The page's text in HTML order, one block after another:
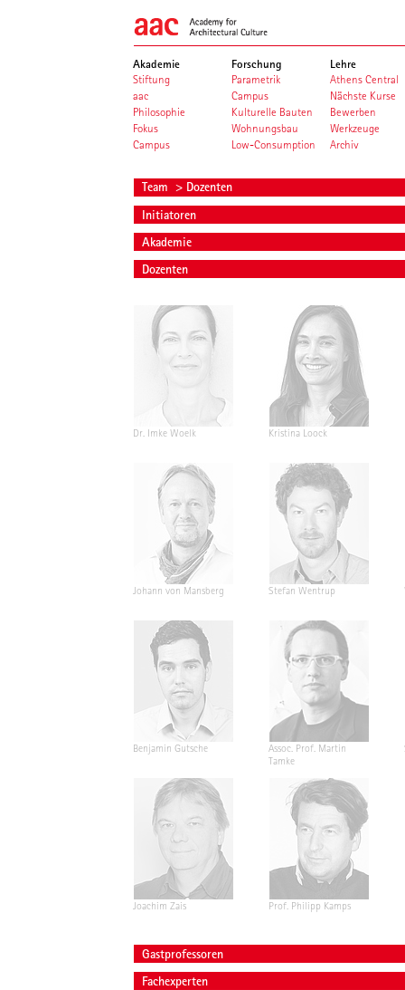
Akademie
Stiftung
aac
Philosophie
Fokus
Campus
Forschung
Parametrik
Campus
Kulturelle Bauten
Wohnungsbau
Low-Consumption
Lehre
Athens Central
Nächste Kurse
Bewerben
Werkzeuge
Archiv
Team > Dozenten
Initiatoren
Akademie
Dozenten
Dr. Imke Woelk Kristina Loock
Johann von Mansberg Stefan Wentrup
Benjamin Gutsche
Assoc. Prof. Martin
Tamke
Joachim Zais Prof. Philipp Kamps
Gastprofessoren
Fachexperten